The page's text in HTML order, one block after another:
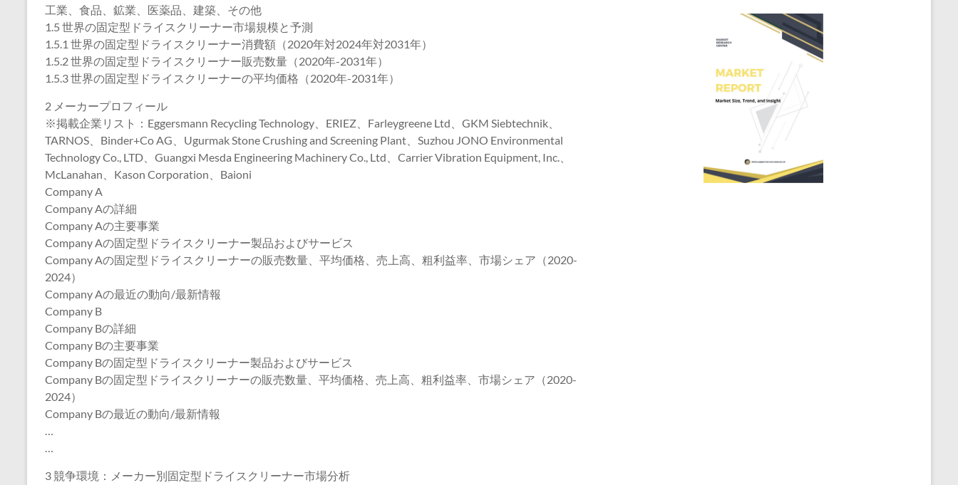
工業、食品、鉱業、医薬品、建築、その他
1.5 世界の固定型ドライスクリーナー市場規模と予測
1.5.1 世界の固定型ドライスクリーナー消費額（2020年対2024年対2031年）
1.5.2 世界の固定型ドライスクリーナー販売数量（2020年-2031年）
1.5.3 世界の固定型ドライスクリーナーの平均価格（2020年-2031年）
2 メーカープロフィール
※掲載企業リスト：Eggersmann Recycling Technology、ERIEZ、Farleygreene Ltd、GKM Siebtechnik、
TARNOS、Binder+Co AG、Ugurmak Stone Crushing and Screening Plant、Suzhou JONO Environmental
Technology Co., LTD、Guangxi Mesda Engineering Machinery Co., Ltd、Carrier Vibration Equipment, Inc.、
McLanahan、Kason Corporation、Baioni
Company A
Company Aの詳細
Company Aの主要事業
Company Aの固定型ドライスクリーナー製品およびサービス
Company Aの固定型ドライスクリーナーの販売数量、平均価格、売上高、粗利益率、市場シェア（2020-
2024）
Company Aの最近の動向/最新情報
Company B
Company Bの詳細
Company Bの主要事業
Company Bの固定型ドライスクリーナー製品およびサービス
Company Bの固定型ドライスクリーナーの販売数量、平均価格、売上高、粗利益率、市場シェア（2020-
2024）
Company Bの最近の動向/最新情報
…
…
3 競争環境：メーカー別固定型ドライスクリーナー市場分析